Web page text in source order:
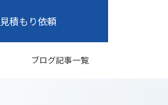
見積もり依頼
ブログ記事一覧